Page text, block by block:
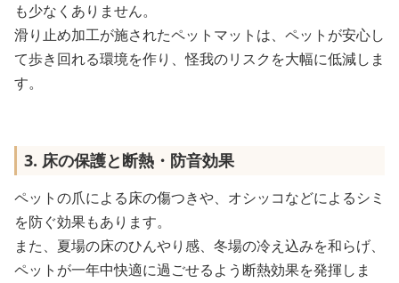
も少なくありません。
滑り止め加工が施されたペットマットは、ペットが安心し
て歩き回れる環境を作り、怪我のリスクを大幅に低減しま
す。
3. 床の保護と断熱・防音効果
ペットの爪による床の傷つきや、オシッコなどによるシミ
を防ぐ効果もあります。
また、夏場の床のひんやり感、冬場の冷え込みを和らげ、
ペットが一年中快適に過ごせるよう断熱効果を発揮しま